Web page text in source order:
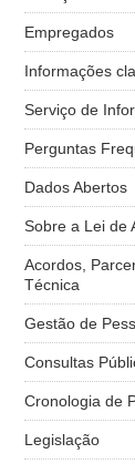
Empregados
Informações
Serviço de
Perguntas
Dados Abertos
Sobre a Lei de
Acordos,
Técnica
Gestão de
Consultas
Cronologia de
Legislação